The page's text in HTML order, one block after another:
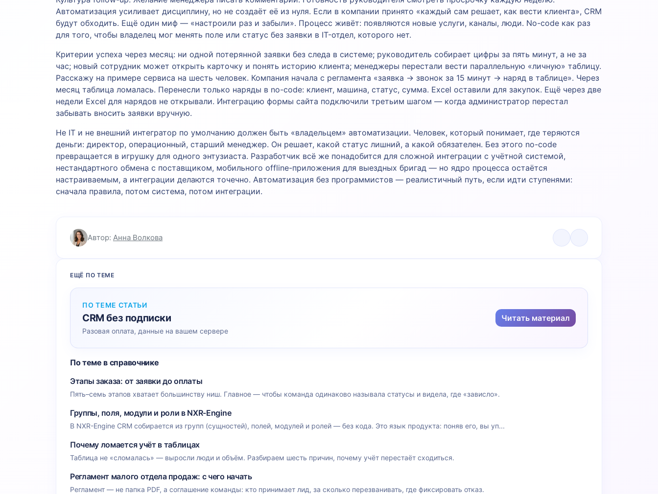
Автоматизация усиливает дисциплину, но не создаёт её из нуля. Если в компании принято «каждый сам решает, как вести клиента», CRM
будут обходить. Ещё один миф — «настроили раз и забыли». Процесс живёт: появляются новые услуги, каналы, люди. No-code как раз
для того, чтобы владелец мог менять поле или статус без заявки в IT-отдел, которого нет.
Критерии успеха через месяц: ни одной потерянной заявки без следа в системе; руководитель собирает цифры за пять минут, а не за
час; новый сотрудник может открыть карточку и понять историю клиента; менеджеры перестали вести параллельную «личную» таблицу.
Расскажу на примере сервиса на шесть человек. Компания начала с регламента «заявка → звонок за 15 минут → наряд в таблице». Через
месяц таблица ломалась. Перенесли только наряды в no-code: клиент, машина, статус, сумма. Excel оставили для закупок. Ещё через две
недели Excel для нарядов не открывали. Интеграцию формы сайта подключили третьим шагом — когда администратор перестал
забывать вносить заявки вручную.
Не IT и не внешний интегратор по умолчанию должен быть «владельцем» автоматизации. Человек, который понимает, где теряются
деньги: директор, операционный, старший менеджер. Он решает, какой статус лишний, а какой обязателен. Без этого no-code
превращается в игрушку для одного энтузиаста. Разработчик всё же понадобится для сложной интеграции с учётной системой,
нестандартного обмена с поставщиком, мобильного offline-приложения для выездных бригад — но ядро процесса остаётся
настраиваемым, а интеграции делаются точечно. Автоматизация без программистов — реалистичный путь, если идти ступенями:
сначала правила, потом система, потом интеграции.
Автор: Анна Волкова
ЕЩЁ ПО ТЕМЕ
ПО ТЕМЕ СТАТЬИ
CRM без подписки
Разовая оплата, данные на вашем сервере
Читать материал
По теме в справочнике
Этапы заказа: от заявки до оплаты
Пять–семь этапов хватает большинству ниш. Главное — чтобы команда одинаково называла статусы и видела, где «зависло».
Группы, поля, модули и роли в NXR-Engine
В NXR-Engine CRM собирается из групп (сущностей), полей, модулей и ролей — без кода. Это язык продукта: поняв его, вы уп...
Почему ломается учёт в таблицах
Таблица не «сломалась» — выросли люди и объём. Разбираем шесть причин, почему учёт перестаёт сходиться.
Регламент малого отдела продаж: с чего начать
Регламент — не папка PDF, а соглашение команды: кто принимает лид, за сколько перезванивать, где фиксировать отказ.